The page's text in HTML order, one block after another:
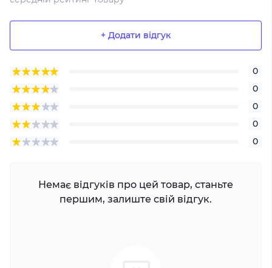
+ Додати відгук
0
0
0
0
0
Немає відгуків про цей товар, станьте
першим, залиште свій відгук.